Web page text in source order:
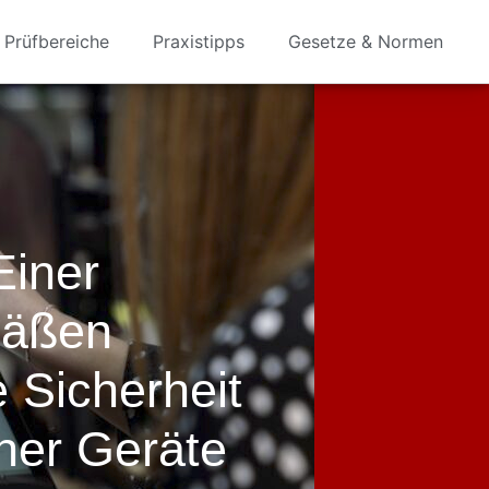
Prüfbereiche Praxistipps Gesetze & Normen
Sicherheit
Geräte